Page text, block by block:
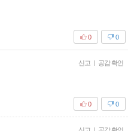
0
0
신고 | 공감 확인
0
0
|